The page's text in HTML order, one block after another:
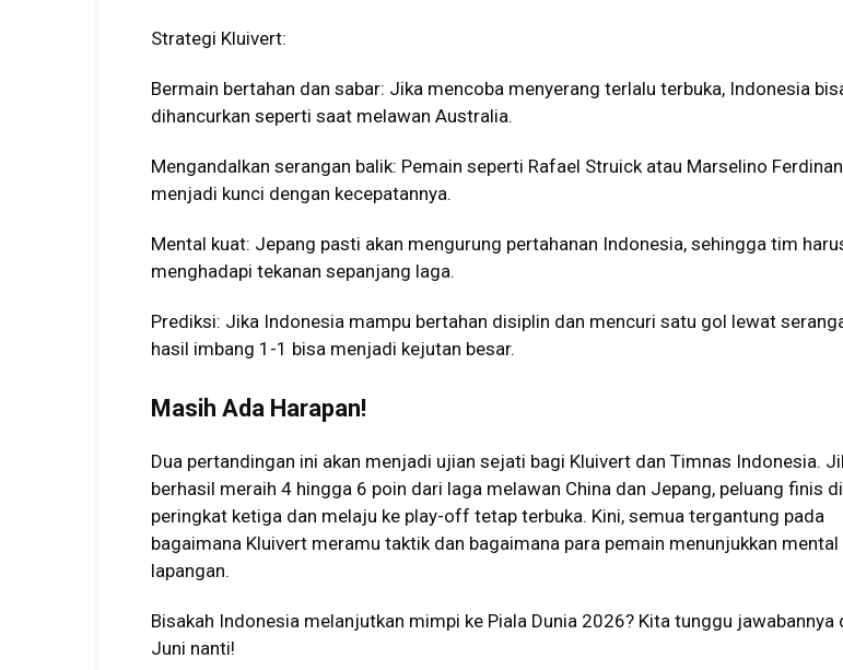
Strategi Kluivert:
Bermain bertahan dan sabar: Jika mencoba menyerang terlalu terbuka, Indonesia
dihancurkan seperti saat melawan Australia.
Mengandalkan serangan balik: Pemain seperti Rafael Struick atau Marselino
menjadi kunci dengan kecepatannya.
Mental kuat: Jepang pasti akan mengurung pertahanan Indonesia, sehingga tim
menghadapi tekanan sepanjang laga.
Prediksi: Jika Indonesia mampu bertahan disiplin dan mencuri satu gol lewat
hasil imbang 1-1 bisa menjadi kejutan besar.
Masih Ada Harapan!
Dua pertandingan ini akan menjadi ujian sejati bagi Kluivert dan Timnas Indonesia.
berhasil meraih 4 hingga 6 poin dari laga melawan China dan Jepang, peluang finis di
peringkat ketiga dan melaju ke play-off tetap terbuka. Kini, semua tergantung pada
bagaimana Kluivert meramu taktik dan bagaimana para pemain menunjukkan
lapangan.
Bisakah Indonesia melanjutkan mimpi ke Piala Dunia 2026? Kita tunggu jawabannya
Juni nanti!